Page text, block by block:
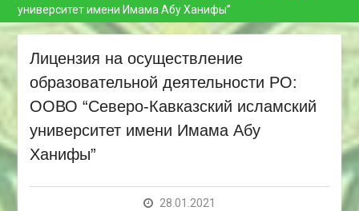
ОТНОШЕНИЙ
университет имени Имама Абу Ханифы”
Лицензия на осуществление
образовательной деятельности РО:
ООВО “Северо-Кавказский исламский
университет имени Имама Абу
Ханифы”
28.01.2021